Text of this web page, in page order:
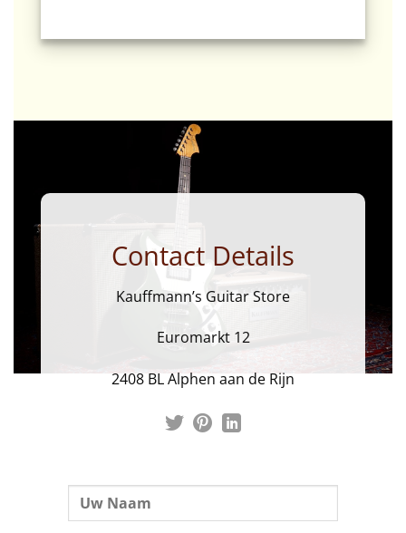
Contact Details
Kauffmann’s Guitar Store
Euromarkt 12
2408 BL Alphen aan de Rijn